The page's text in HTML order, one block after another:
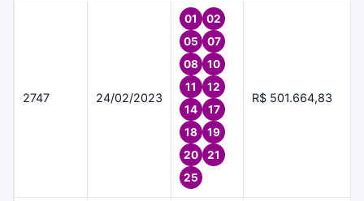
2747 24/02/2023
01
02
05
07
08
10
11
12
14
17
18
19
20
21
25
R$ 501.664,83